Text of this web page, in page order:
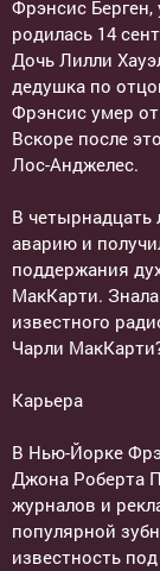
Фрэнсис
родилась 14
Дочь Лилли
дедушка по
Фрэнсис умер от
Вскоре после
Лос-Анджелес.
В четырнадцать
аварию и
поддержания
МакКарти.
известного
Чарли
Карьера
В Нью-Йорке
Джона Роберта
журналов и
популярной
известность